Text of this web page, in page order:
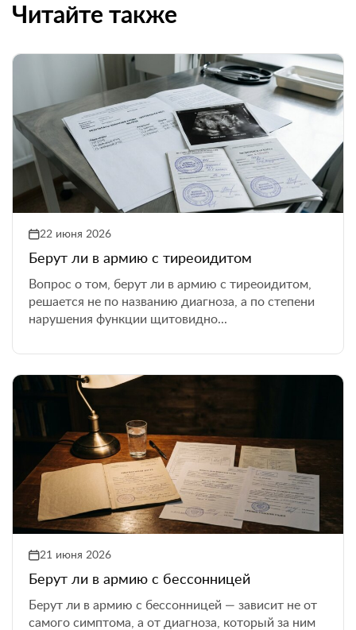
Читайте также
22 июня 2026
Берут ли в армию с тиреоидитом
Вопрос о том, берут ли в армию с тиреоидитом,
решается не по названию диагноза, а по степени
нарушения функции щитовидно...
21 июня 2026
Берут ли в армию с бессонницей
Берут ли в армию с бессонницей — зависит не от
самого симптома, а от диагноза, который за ним